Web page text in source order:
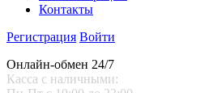
Контакты
Регистрация Войти
Онлайн-обмен 24/7
Касса с наличными: